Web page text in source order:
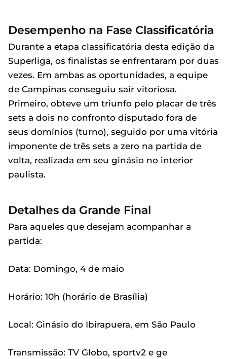
Desempenho na Fase Classificatória
Durante a etapa classificatória desta edição da
Superliga, os finalistas se enfrentaram por duas
vezes. Em ambas as oportunidades, a equipe
de Campinas conseguiu sair vitoriosa.
Primeiro, obteve um triunfo pelo placar de três
sets a dois no confronto disputado fora de
seus domínios (turno), seguido por uma vitória
imponente de três sets a zero na partida de
volta, realizada em seu ginásio no interior
paulista.
Detalhes da Grande Final
Para aqueles que desejam acompanhar a
partida:
Data: Domingo, 4 de maio
Horário: 10h (horário de Brasília)
Local: Ginásio do Ibirapuera, em São Paulo
Transmissão: TV Globo, sportv2 e ge